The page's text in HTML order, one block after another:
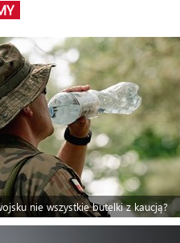
nie wszystkie butelki z kaucją?